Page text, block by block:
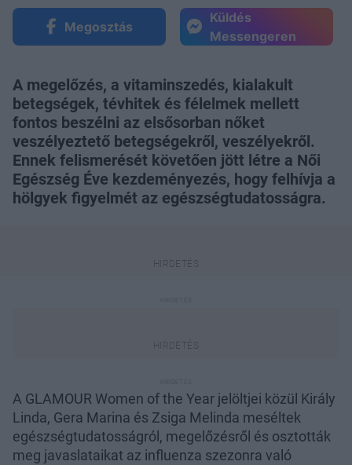
Megosztás
Küldés
Messengeren
A megelőzés, a vitaminszedés, kialakult
betegségek, tévhitek és félelmek mellett
fontos beszélni az elsősorban nőket
veszélyeztető betegségekről, veszélyekről.
Ennek felismerését követően jött létre a Női
Egészség Éve kezdeményezés, hogy felhívja a
hölgyek figyelmét az egészségtudatosságra.
A GLAMOUR Women of the Year jelöltjei közül Király
Linda, Gera Marina és Zsiga Melinda meséltek
egészségtudatosságról, megelőzésről és osztották
meg javaslataikat az influenza szezonra való